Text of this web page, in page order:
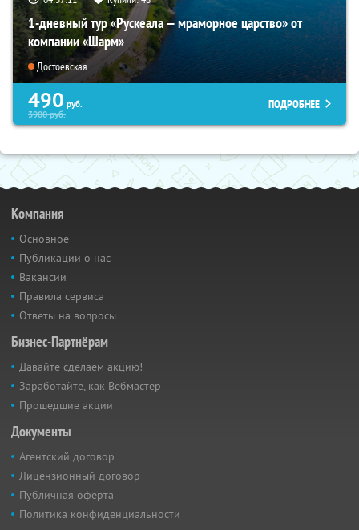
1-дневный тур «Рускеала — мраморное царство» от
компании «Шарм»
Достоевская
490 руб.
3900руб.
ПОДРОБНЕЕ
Компания
Основное
Публикации о нас
Вакансии
Правила сервиса
Ответы на вопросы
Бизнес-Партнёрам
Давайте сделаем акцию!
Заработайте, как Вебмастер
Прошедшие акции
Документы
Агентский договор
Лицензионный договор
Публичная оферта
Политика конфиденциальности